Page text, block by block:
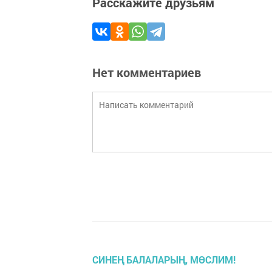
Нет комментариев
СИНЕҢ БАЛАЛАРЫҢ, МӨСЛИМ!